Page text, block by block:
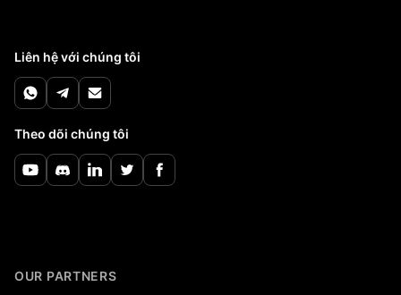
Liên hệ với chúng tôi
Theo dõi chúng tôi
OUR PARTNERS